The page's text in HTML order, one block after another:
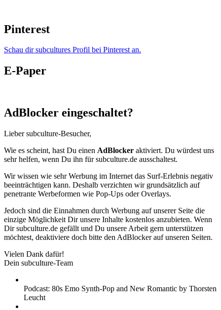
Pinterest
Schau dir subcultures Profil bei Pinterest an.
E-Paper
AdBlocker eingeschaltet?
Lieber subculture-Besucher,
Wie es scheint, hast Du einen AdBlocker aktiviert. Du würdest uns
sehr helfen, wenn Du ihn für subculture.de ausschaltest.
Wir wissen wie sehr Werbung im Internet das Surf-Erlebnis negativ
beeinträchtigen kann. Deshalb verzichten wir grundsätzlich auf
penetrante Werbeformen wie Pop-Ups oder Overlays.
Jedoch sind die Einnahmen durch Werbung auf unserer Seite die
einzige Möglichkeit Dir unsere Inhalte kostenlos anzubieten. Wenn
Dir subculture.de gefällt und Du unsere Arbeit gern unterstützen
möchtest, deaktiviere doch bitte den AdBlocker auf unseren Seiten.
Vielen Dank dafür!
Dein subculture-Team
Podcast: 80s Emo Synth-Pop and New Romantic by Thorsten
Leucht